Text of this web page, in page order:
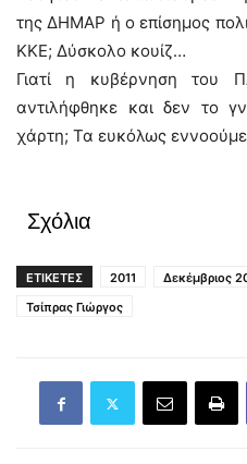
της ΔΗΜΑΡ ή ο επίσημος
ΚΚΕ; Δύσκολο κουίζ…
Γιατί η κυβέρνηση του
αντιλήφθηκε και δεν το
χάρτη; Τα ευκόλως
Σχόλια
ΕΤΙΚΕΤΕΣ 2011 Δεκέμβριος
Τσίπρας Γιώργος